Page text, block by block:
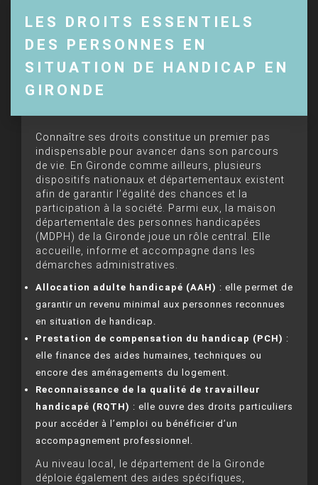
LES DROITS ESSENTIELS
DES PERSONNES EN
SITUATION DE HANDICAP EN
GIRONDE
Connaître ses droits constitue un premier pas
indispensable pour avancer dans son parcours
de vie. En Gironde comme ailleurs, plusieurs
dispositifs nationaux et départementaux existent
afin de garantir l’égalité des chances et la
participation à la société. Parmi eux, la maison
départementale des personnes handicapées
(MDPH) de la Gironde joue un rôle central. Elle
accueille, informe et accompagne dans les
démarches administratives.
Allocation adulte handicapé (AAH) : elle permet de
garantir un revenu minimal aux personnes reconnues
en situation de handicap.
Prestation de compensation du handicap (PCH) :
elle finance des aides humaines, techniques ou
encore des aménagements du logement.
Reconnaissance de la qualité de travailleur
handicapé (RQTH) : elle ouvre des droits particuliers
pour accéder à l’emploi ou bénéficier d’un
accompagnement professionnel.
Au niveau local, le département de la Gironde
déploie également des aides spécifiques,